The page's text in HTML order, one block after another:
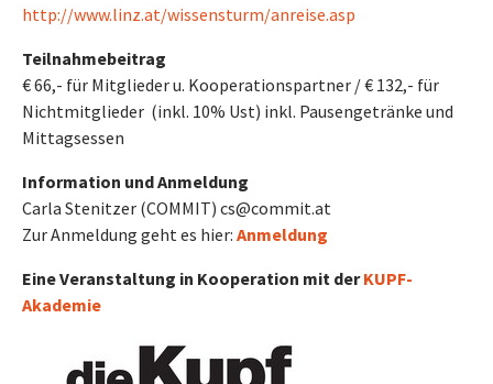
http://www.linz.at/wissensturm/anreise.asp
Teilnahmebeitrag
€ 66,- für Mitglieder u. Kooperationspartner / € 132,- für
Nichtmitglieder (inkl. 10% Ust) inkl. Pausengetränke und
Mittagsessen
Information und Anmeldung
Carla Stenitzer (COMMIT) cs@commit.at
Zur Anmeldung geht es hier: Anmeldung
Eine Veranstaltung in Kooperation mit derKUPF-
Akademie